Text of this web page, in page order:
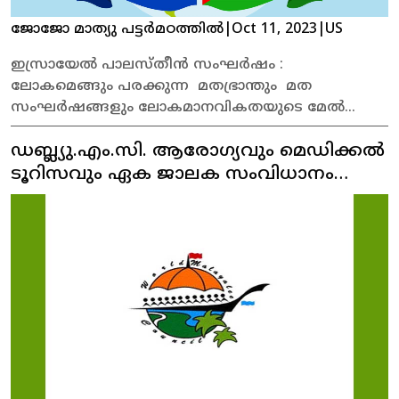
ശുദ്ധസംഗീതത്തിന്റെ രാഗതാളവിന്യാസങ്ങളും
മോഹിനിയാട്ടവും ഭരതനാട്യവും തീർത്ത
ലയലാസ്യഭാവങ്ങളും, സർവ്വോപരി കഥകളിയെന്ന
കേരളത്തിന്റെ തനതുകല തീർത്ത തൗര്യത്രികവും
'സമന്വയ'ത്തെ പ്രേക്ഷക സമൂഹത്തിന് മുന്നിൽ ഒരു
നവ്യാനുഭവമാക്കി മാറ്റി.
ജോജോ മാത്യു പട്ടർമഠത്തിൽ Oct 11, 2023 US
ഇസ്രായേൽ പാലസ്തീൻ സംഘർഷം :
ലോകമെങ്ങും പരക്കുന്ന മതഭ്രാന്തും മത
സംഘർഷങ്ങളും ലോകമാനവികതയുടെ മേൽ
ഏൽപ്പിയ്ക്കുന്ന ആഘാതം വാക്കുകൾ കൊണ്ട്
വിവരിയ്ക്കുക അസാധ്യമാണ് .
ഡബ്ല്യു.എം.സി. ആരോഗ്യവും മെഡിക്കൽ
ടൂറിസവും ഏക ജാലക സംവിധാനം
നിലവിൽ വന്നു